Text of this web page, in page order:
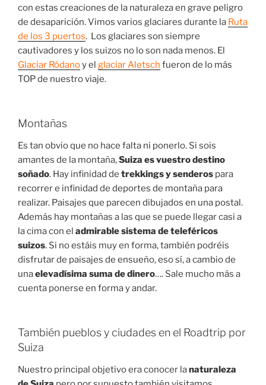
con estas creaciones de la naturaleza en grave peligro
de desaparición. Vimos varios glaciares durante la Ruta
de los 3 puertos. Los glaciares son siempre
cautivadores y los suizos no lo son nada menos. El
Glaciar Ródanoy el glaciar Aletsch fueron de lo más
TOP de nuestro viaje.
Montañas
Es tan obvio que no hace falta ni ponerlo. Si sois
amantes de la montaña,Suiza es vuestro destino
soñado. Hay infinidad de trekkings y senderos para
recorrer e infinidad de deportes de montaña para
realizar. Paisajes que parecen dibujados en una postal.
Además hay montañas a las que se puede llegar casi a
la cima con el admirable sistema de teleféricos
suizos. Si no estáis muy en forma, también podréis
disfrutar de paisajes de ensueño, eso sí, a cambio de
unaelevadísima suma de dinero…. Sale mucho más a
cuenta ponerse en forma y andar.
También pueblos y ciudades en el Roadtrip por
Suiza
Nuestro principal objetivo era conocer lanaturaleza